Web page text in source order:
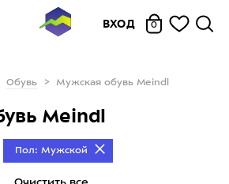
ВХОД 0
Обувь Мужская обувь Meindl
Meindl
Пол: Мужской